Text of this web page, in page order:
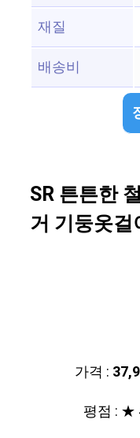
재질
배송비
SR 튼튼한
거 기둥옷
가격 :
평점 : ★